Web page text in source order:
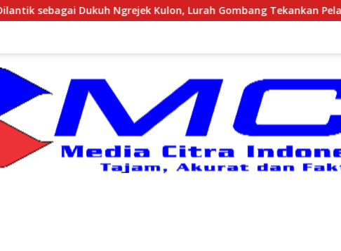
Kulon, Lurah Gombang Tekankan Pelayanan Prima kepada Warga